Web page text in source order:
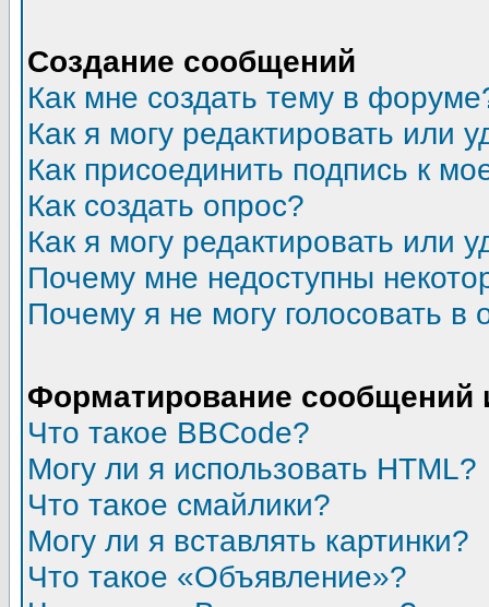
Создание сообщений
Как мне создать тему в
Как я могу редактировать или
Как присоединить подпись к
Как создать опрос?
Как я могу редактировать или
Почему мне недоступны
Почему я не могу голосовать в
Форматирование сообщений
Что такое BBCode?
Могу ли я использовать HTML?
Что такое смайлики?
Могу ли я вставлять картинки?
Что такое «Объявление»?